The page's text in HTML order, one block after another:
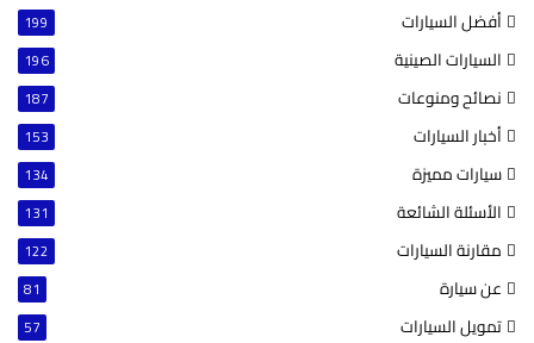
أفضل السيارات 199
السيارات الصينية 196
نصائح ومنوعات 187
أخبار السيارات 153
سيارات مميزة 134
الأسئلة الشائعة 131
مقارنة السيارات 122
عن سيارة 81
تمويل السيارات 57